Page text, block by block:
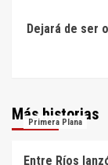
Dejará de ser
Más historias
Primera Plana
Entre Ríos